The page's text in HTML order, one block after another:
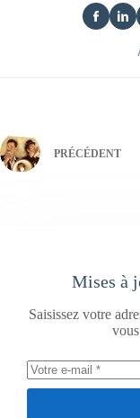
PRÉCÉDENT
Mises à
Saisissez votre